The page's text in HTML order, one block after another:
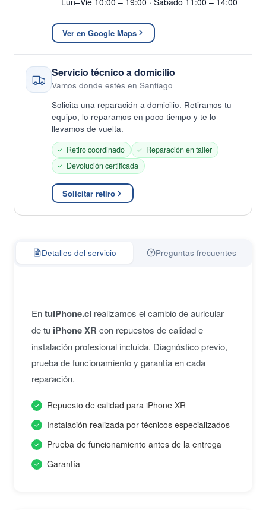
Ver en Google Maps
Servicio técnico a domicilio
Vamos donde estés en Santiago
Solicita una reparación a domicilio. Retiramos tu
equipo, lo reparamos en poco tiempo y te lo
llevamos de vuelta.
Retiro coordinado
Reparación en taller
Devolución certificada
Solicitar retiro
Detalles del servicio Preguntas frecuentes
EntuiPhone.cl realizamos el cambio de auricular
de tu iPhone XR con repuestos de calidad e
instalación profesional incluida. Diagnóstico previo,
prueba de funcionamiento y garantía en cada
reparación.
Repuesto de calidad para iPhone XR
Instalación realizada por técnicos especializados
Prueba de funcionamiento antes de la entrega
Garantía